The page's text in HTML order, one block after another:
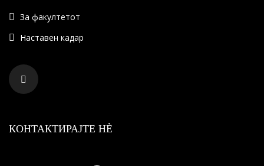
За факултетот
Наставен кадар
КОНТАКТИРАЈТЕ НÈ